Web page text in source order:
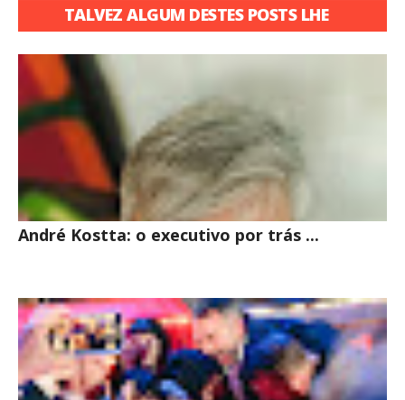
TALVEZ ALGUM DESTES POSTS LHE
André Kostta: o executivo por trás ...